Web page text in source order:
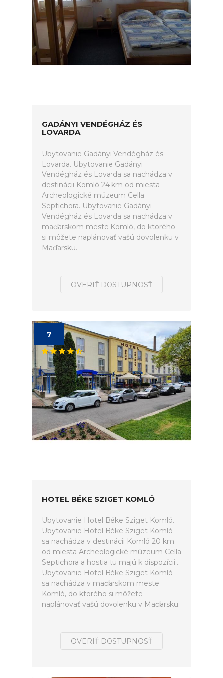
GADÁNYI VENDÉGHÁZ ÉS
LOVARDA
Ubytovanie Gadányi Vendégház és
Lovarda. Ubytovanie Gadányi
Vendégház és Lovarda sa nachádza v
destinácii Komló 24 km od miesta
Archeologické múzeum Cella
Septichora. Ubytovanie Gadányi
Vendégház és Lovarda sa nachádza v
maďarskom meste Komló, do ktorého
si môžete naplánovať vašú dovolenku v
Maďarsku.
OVERIŤ DOSTUPNOSŤ
7
HOTEL BÉKE SZIGET KOMLÓ
Ubytovanie Hotel Béke Sziget Komló.
Ubytovanie Hotel Béke Sziget Komló
sa nachádza v destinácii Komló 20 km
od miesta Archeologické múzeum Cella
Septichora a hostia tu majú k dispozícii...
Ubytovanie Hotel Béke Sziget Komló
sa nachádza v maďarskom meste
Komló, do ktorého si môžete
naplánovať vašú dovolenku v Maďarsku.
OVERIŤ DOSTUPNOSŤ